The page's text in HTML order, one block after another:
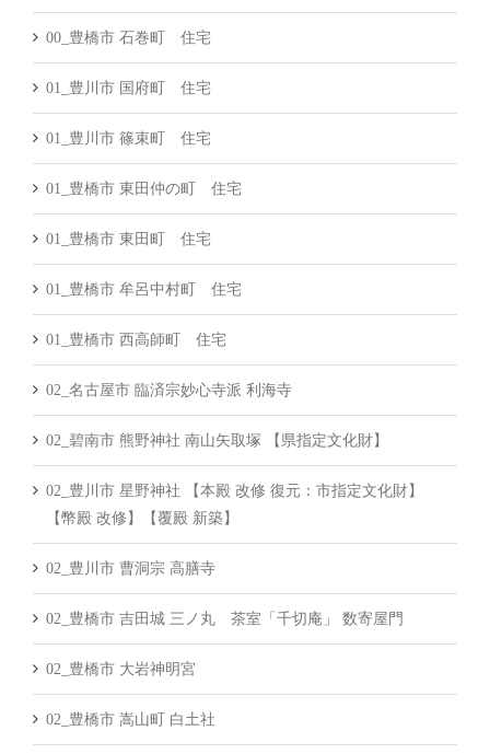
00_豊橋市 石巻町 住宅
01_豊川市 国府町 住宅
01_豊川市 篠束町 住宅
01_豊橋市 東田仲の町 住宅
01_豊橋市 東田町 住宅
01_豊橋市 牟呂中村町 住宅
01_豊橋市 西高師町 住宅
02_名古屋市 臨済宗妙心寺派 利海寺
02_碧南市 熊野神社 南山矢取塚 【県指定文化財】
02_豊川市 星野神社 【本殿 改修 復元：市指定文化財】
【幣殿 改修】【覆殿 新築】
02_豊川市 曹洞宗 高膳寺
02_豊橋市 吉田城 三ノ丸 茶室「千切庵」 数寄屋門
02_豊橋市 大岩神明宮
02_豊橋市 嵩山町 白土社